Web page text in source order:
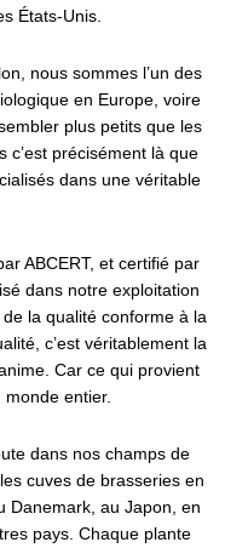
États-Unis.
nous sommes l’un des
en Europe, voire
plus petits que les
c’est précisément là que
dans une véritable
ABCERT, et certifié par
dans notre exploitation
la qualité conforme à la
c’est véritablement la
Car ce qui provient
entier.
dans nos champs de
cuves de brasseries en
Danemark, au Japon, en
pays. Chaque plante